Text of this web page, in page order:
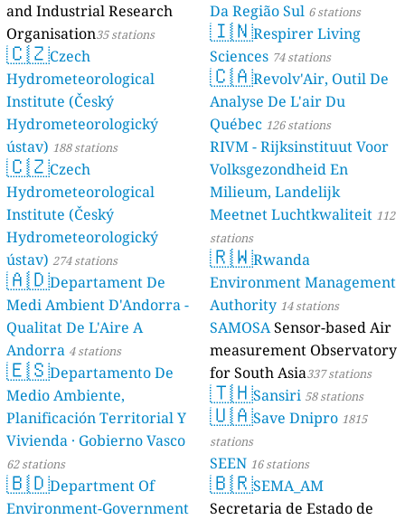
and Industrial Research
Organisation35 stations
🇨🇿Czech
Hydrometeorological
Institute (Český
Hydrometeorologický
ústav) 188 stations
🇨🇿Czech
Hydrometeorological
Institute (Český
Hydrometeorologický
ústav) 274 stations
🇦🇩Departament De
Medi Ambient D'Andorra -
Qualitat De L'Aire A
Andorra 4 stations
🇪🇸Departamento De
Medio Ambiente,
Planificación Territorial Y
Vivienda · Gobierno Vasco
62 stations
🇧🇩Department Of
Environment-Government
Da Região Sul 6 stations
🇮🇳Respirer Living
Sciences 74 stations
🇨🇦Revolv'Air, Outil De
Analyse De L'air Du
Québec 126 stations
RIVM - Rijksinstituut Voor
Volksgezondheid En
Milieum, Landelijk
Meetnet Luchtkwaliteit 112
stations
🇷🇼Rwanda
Environment Management
Authority 14 stations
SAMOSASensor-based Air
measurement Observatory
for South Asia337 stations
🇹🇭Sansiri 58 stations
🇺🇦Save Dnipro 1815
stations
SEEN 16 stations
🇧🇷SEMA_AM
Secretaria de Estado de